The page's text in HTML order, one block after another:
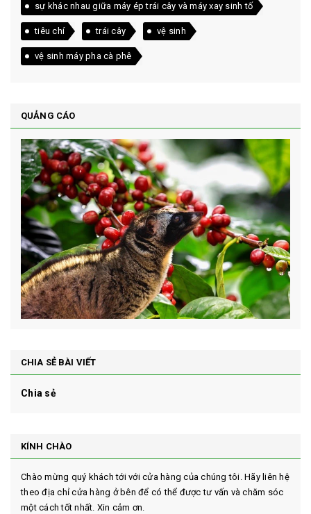
sự khác nhau giữa máy ép trái cây và máy xay sinh tố
tiêu chí trái cây vệ sinh
vệ sinh máy pha cà phê
QUẢNG CÁO
CHIA SẺ BÀI VIẾT
Chia sẻ
KÍNH CHÀO
Chào mừng quý khách tới với cửa hàng của chúng tôi. Hãy liên hệ
theo địa chỉ cửa hàng ở bên để có thể được tư vấn và chăm sóc
một cách tốt nhất. Xin cảm ơn.